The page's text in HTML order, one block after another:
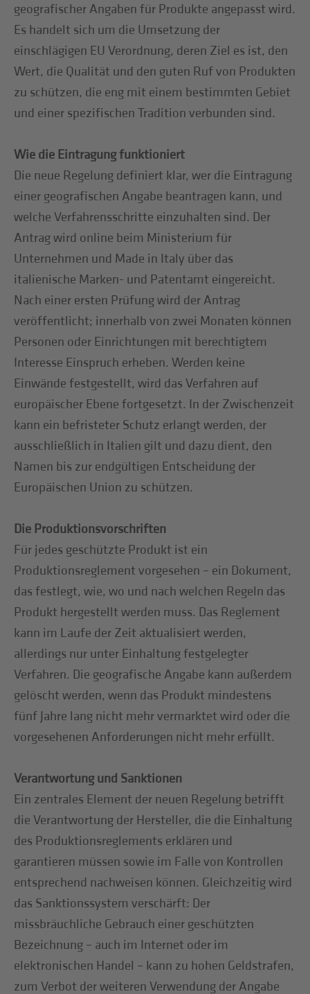
geografischer Angaben für Produkte angepasst wird.
Es handelt sich um die Umsetzung der
einschlägigen EU Verordnung, deren Ziel es ist, den
Wert, die Qualität und den guten Ruf von Produkten
zu schützen, die eng mit einem bestimmten Gebiet
und einer spezifischen Tradition verbunden sind.
Wie die Eintragung funktioniert
Die neue Regelung definiert klar, wer die Eintragung
einer geografischen Angabe beantragen kann, und
welche Verfahrensschritte einzuhalten sind. Der
Antrag wird online beim Ministerium für
Unternehmen und Made in Italy über das
italienische Marken- und Patentamt eingereicht.
Nach einer ersten Prüfung wird der Antrag
veröffentlicht; innerhalb von zwei Monaten können
Personen oder Einrichtungen mit berechtigtem
Interesse Einspruch erheben. Werden keine
Einwände festgestellt, wird das Verfahren auf
europäischer Ebene fortgesetzt. In der Zwischenzeit
kann ein befristeter Schutz erlangt werden, der
ausschließlich in Italien gilt und dazu dient, den
Namen bis zur endgültigen Entscheidung der
Europäischen Union zu schützen.
Die Produktionsvorschriften
Für jedes geschützte Produkt ist ein
Produktionsreglement vorgesehen – ein Dokument,
das festlegt, wie, wo und nach welchen Regeln das
Produkt hergestellt werden muss. Das Reglement
kann im Laufe der Zeit aktualisiert werden,
allerdings nur unter Einhaltung festgelegter
Verfahren. Die geografische Angabe kann außerdem
gelöscht werden, wenn das Produkt mindestens
fünf Jahre lang nicht mehr vermarktet wird oder die
vorgesehenen Anforderungen nicht mehr erfüllt.
Verantwortung und Sanktionen
Ein zentrales Element der neuen Regelung betrifft
die Verantwortung der Hersteller, die die Einhaltung
des Produktionsreglements erklären und
garantieren müssen sowie im Falle von Kontrollen
entsprechend nachweisen können. Gleichzeitig wird
das Sanktionssystem verschärft: Der
missbräuchliche Gebrauch einer geschützten
Bezeichnung – auch im Internet oder im
elektronischen Handel – kann zu hohen Geldstrafen,
zum Verbot der weiteren Verwendung der Angabe